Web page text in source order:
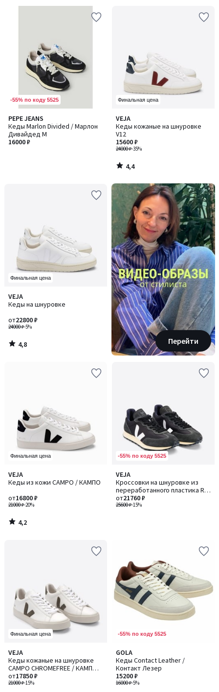
-55% по коду 5525
PEPE JEANS
Кеды Marlon Divided / Марлон
Дивайдед M
16000 ₽
Финальная цена
VEJA
Кеды кожаные на шнуровке
V12
24000 ₽-35%
15600 ₽
4,4
/ 5
4,4
/
Финальная цена
VEJA
Кеды на шнуровке
24000 ₽-5%
от22800 ₽
4,8
/ 5
4,8
/
Перейти
-
Финальная цена
VEJA
Кеды из кожи CAMPO / КАМПО
21000 ₽-20%
от16800 ₽
4,2
/ 5
4,2
/
-55% по коду 5525
VEJA
Кроссовки на шнуровке из
переработанного пластика RIO
BRANCO / РИО БРАНКО
25600 ₽-15%
от21760 ₽
Финальная цена
VEJA
Кеды кожаные на шнуровке
CAMPO CHROMEFREE / КАМПО
ХРОМФРИ
21000 ₽-15%
от17850 ₽
3
/
5
-55% по коду 5525
GOLA
Кеды Contact Leather /
Контакт Лезер
16000 ₽-5%
15200 ₽
Количество
цветов:
2